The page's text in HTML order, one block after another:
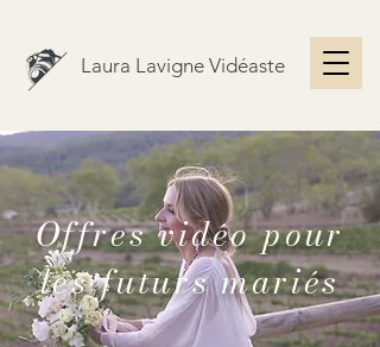
Laura Lavigne Vidéaste
Offres vidéo pour
les futurs mariés